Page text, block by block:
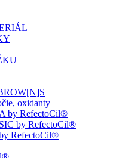
oxidanty
by RefectoCil®
by RefectoCil®
RefectoCil®